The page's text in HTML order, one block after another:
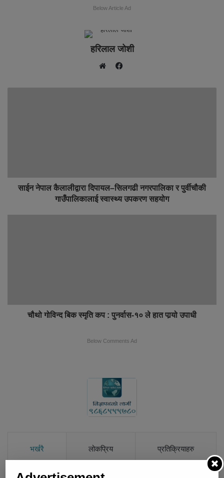
Below Article Ad
हरिलाल जोशी
e
c
साईन नेपाल कैलालीद्वारा दिपायल–सिलगढी नगरपालिका र पुर्वीचौकी
गाउँपालिकालाई स्वास्थ्य उपकरण सहयोग
चौथो गोविन्द बिक स्मृति कप : पुनर्वास-१० ले हात पार्‍यो उपाधी
Below Comments Ad
भर्खरै लोकप्रिय प्रतिक्रियाहरु